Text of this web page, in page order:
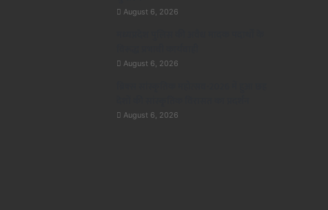
August 6, 2026
August 6, 2026
August 6, 2026